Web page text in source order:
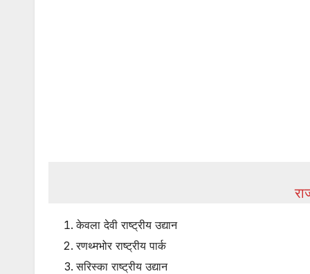
केवला देवी राष्ट्रीय उद्यान
रणथ्मभोर राष्ट्रीय पार्क
सरिस्का राष्ट्रीय उद्यान